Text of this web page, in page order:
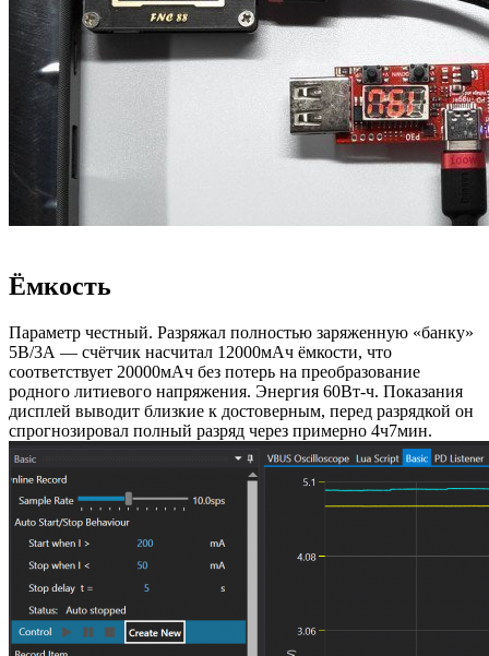
Ёмкость
Параметр честный. Разряжал полностью заряженную «банку»
5В/3А — счётчик насчитал 12000мАч ёмкости, что
соответствует 20000мАч без потерь на преобразование
родного литиевого напряжения. Энергия 60Вт-ч. Показания
дисплей выводит близкие к достоверным, перед разрядкой он
спрогнозировал полный разряд через примерно 4ч7мин.